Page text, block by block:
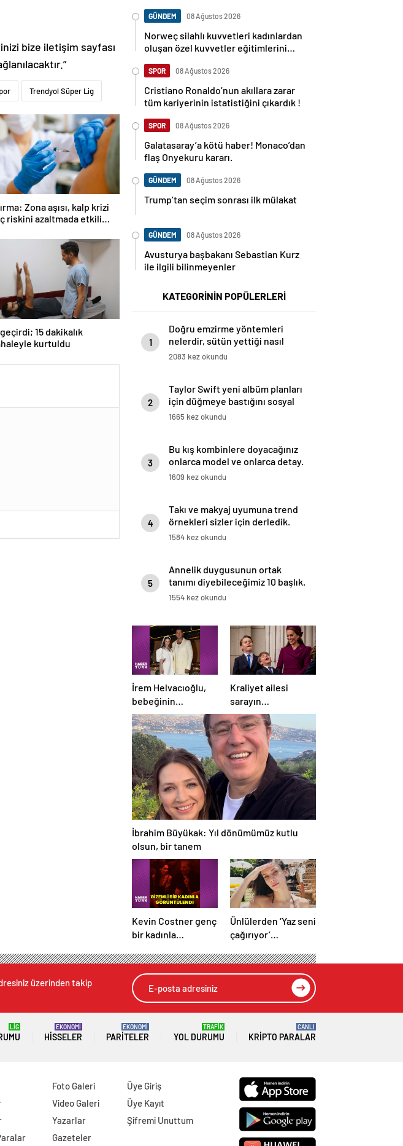
bize iletişim sayfası
Trendyol Süper Lig
Zona aşısı, kalp krizi
riskini azaltmada etkili
15 dakikalık
kurtuldu
GÜNDEM 08 Ağustos 2026
Norweç silahlı kuvvetleri kadınlardan
oluşan özel kuvvetler eğitimlerini
SPOR 08 Ağustos 2026
Cristiano Ronaldo’nun akıllara zarar
tüm kariyerinin istatistiğini çıkardık !
SPOR 08 Ağustos 2026
Galatasaray’a kötü haber! Monaco’dan
flaş Onyekuru kararı.
GÜNDEM 08 Ağustos 2026
Trump’tan seçim sonrası ilk mülakat
GÜNDEM 08 Ağustos 2026
Avusturya başbakanı Sebastian Kurz
ile ilgili bilinmeyenler
KATEGORİNİN POPÜLERLERİ
1
Doğru emzirme yöntemleri
nelerdir, sütün yettiği nasıl
anlaşılır?
2083 kez okundu
2
Taylor Swift yeni albüm planları
için düğmeye bastığını sosyal
medyadan duyurdu!
1665 kez okundu
3
Bu kış kombinlere doyacağınız
onlarca model ve onlarca detay.
1609 kez okundu
4
Takı ve makyaj uyumuna trend
örnekleri sizler için derledik.
1584 kez okundu
5
Annelik duygusunun ortak
tanımı diyebileceğimiz 10 başlık.
1554 kez okundu
İrem Helvacıoğlu,
bebeğinin
cinsiyetini böyle
açıkladı
Kraliyet ailesi
sarayın
balkonunda: Prens
Louis herkesten rol
çaldı
İbrahim Büyükak: Yıl dönümümüz kutlu
olsun, bir tanem
Kevin Costner genç
bir kadınla
Ünlülerden ‘Yaz seni
çağırıyor’
üzerinden takip
LİG
HISSELER
EKONOMİ
PARITELER
EKONOMİ
YOL DURUMU
TRAFİK
KRIPTO PARALAR
CANLI
Foto Galeri
Video Galeri
Yazarlar
Gazeteler
Üye Giriş
Üye Kayıt
Şifremi Unuttum